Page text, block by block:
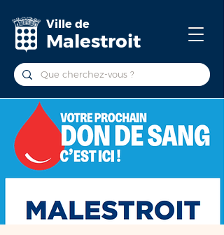
Ville de
Malestroit